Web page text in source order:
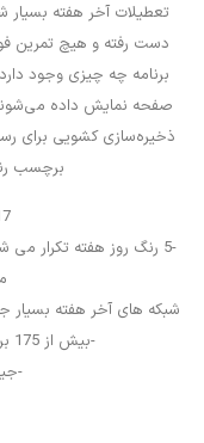
تعطیلات آخر هفته
دست رفته و هیچ تمرین
برنامه چه چیزی وجود
صفحه نمایش داده
برچسب
17 ماه
-5 رنگ روز هفته تکرار
شبکه های آخر هفته بسیار
-بیش از 175 برچسب رنگارنگ برای شخصی سازی.
-